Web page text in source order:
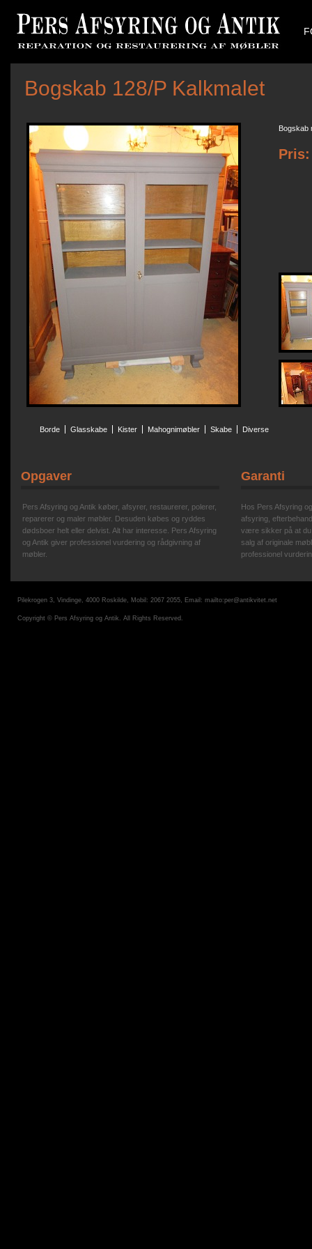
Bogskab 128/P Kalkmalet
Bogskab
Pris:
Borde Glasskabe Kister Mahognimøbler Skabe Diverse
Opgaver
Pers Afsyring og Antik køber, afsyrer, restaurerer, polerer,
reparerer og maler møbler. Desuden købes og ryddes
dødsboer helt eller delvist. Alt har interesse. Pers Afsyring
og Antik giver professionel vurdering og rådgivning af
møbler.
Garanti
Hos Pers Afsyring
afsyring,
være sikker på at
salg af originale
professionel
Pilekrogen 3, Vindinge, 4000 Roskilde, Mobil: 2067 2055, Email: mailto:per@antikvitet.net
Copyright © Pers Afsyring og Antik. All Rights Reserved.